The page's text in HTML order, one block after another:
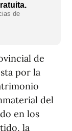
de
de
por la
del
en los
la